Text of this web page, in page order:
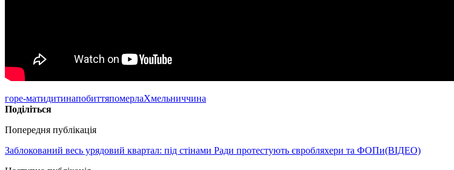
горе-матидитинапобиттяпомерлаХмельниччина
Поділіться
Попередня публікація
Заблокований весь урядовий квартал: під стінами Ради протестують євробляхери та ФОПи(ВІДЕО)